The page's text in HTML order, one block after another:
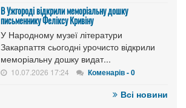
В Ужгороді відкрили меморіальну дошку
письменнику Феліксу Кривіну
У Народному музеї літератури
Закарпаття сьогодні урочисто відкрили
меморіальну дошку видат...
10.07.2026 17:24 Коменарів - 0
Всі новини